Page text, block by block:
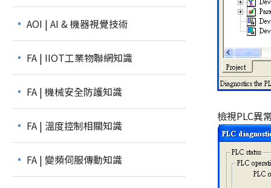
AOI | AI & 機器視覺技術
FA | IIOT工業物聯網知識
FA | 機械安全防護知識
FA | 溫度控制相關知識
FA | 變頻伺服傳動知識
檢視PLC異